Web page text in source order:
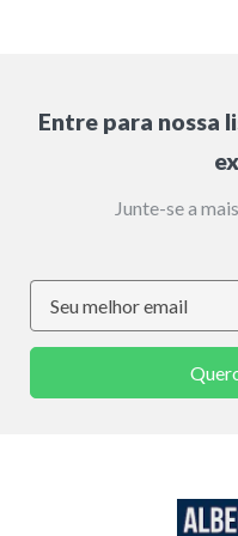
Entre para nossa
Junte-se a